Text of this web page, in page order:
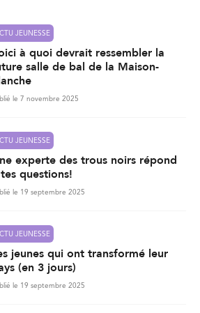
JEUNESSE
à quoi devrait ressembler la
salle de bal de la Maison-
le 7 novembre 2025
JEUNESSE
experte des trous noirs répond
questions!
le 19 septembre 2025
JEUNESSE
jeunes qui ont transformé leur
(en 3 jours)
le 19 septembre 2025